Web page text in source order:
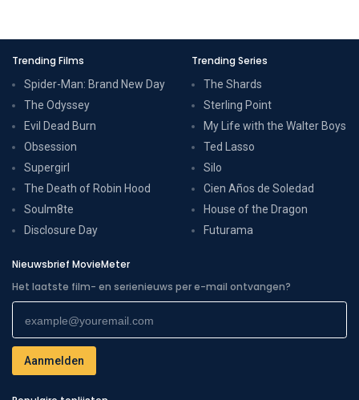
Trending Films
Spider-Man: Brand New Day
The Odyssey
Evil Dead Burn
Obsession
Supergirl
The Death of Robin Hood
Soulm8te
Disclosure Day
Trending Series
The Shards
Sterling Point
My Life with the Walter Boys
Ted Lasso
Silo
Cien Años de Soledad
House of the Dragon
Futurama
Nieuwsbrief MovieMeter
Het laatste film- en serienieuws per e-mail ontvangen?